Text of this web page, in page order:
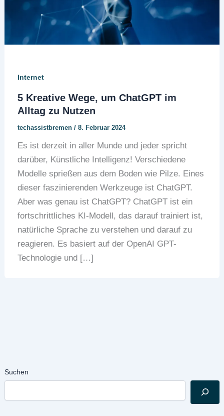
Suchen
Internet
5 Kreative Wege, um ChatGPT im
Alltag zu Nutzen
techassistbremen / 8. Februar 2024
Es ist derzeit in aller Munde und jeder spricht
darüber, Künstliche Intelligenz! Verschiedene
Modelle sprießen aus dem Boden wie Pilze. Eines
dieser faszinierenden Werkzeuge ist ChatGPT.
Aber was genau ist ChatGPT? ChatGPT ist ein
fortschrittliches KI-Modell, das darauf trainiert ist,
natürliche Sprache zu verstehen und darauf zu
reagieren. Es basiert auf der OpenAI GPT-
Technologie und […]